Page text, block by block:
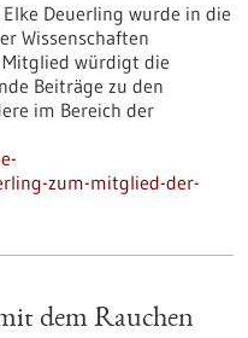
Deuerling wurde in die
Wissenschaften
würdigt die
Beiträge zu den
im Bereich der
zum-mitglied-der-
dem Rauchen